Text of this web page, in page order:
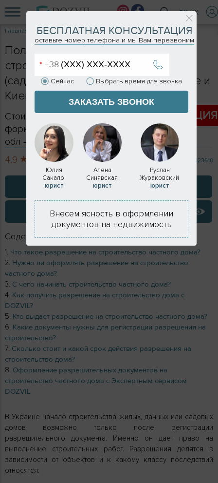
RU UK
Главная Услуги Разрешение на строительство дома
ВИДЕО ОТЗЫВЫ
ЗАКАЗАТЬ КОНСУЛЬТАЦИЮ
Получение разрешения на
строительство частного дома
(садового, дачного, жилого) в Киеве и
Киевской области в 2026 году
Стоимость оформления в Киеве -
формируется индивидуально, в Киевской
обл - от 25 000 грн.
4,9
713 отзывов 123610
Содержание
Что такое разрешение на строительство частного дома?
Нужно ли оформлять разрешение на строительство
частного дома?
С чего начинать строительство частного дома?
Как получить разрешение на строительство дома с
DOZVIL?
Кто выдает разрешение на строительство частного дома?
Какие документы нужны для регистрации разрешения на
строительство?
Сколько стоит и какой срок действия разрешения на
строительство дома?
Оформление разрешительных документов на
строительство частного дома с Экспертным сервисом
DOZVIL
В Украине начало строительства жилых, дачных или садовых
домов возможно только после регистрации
разрешительного документа. Именно он дает право на
выполнение строительных работ. Разрешения делятся в
зависимости от объектов и к какому классу последствий
относятся:
АКЦИЯ
БЕСПЛАТНАЯ КОНСУЛЬТАЦИЯ
оставьте номер телефона и мы Вам перезвоним
Сейчас Выбрать время для звонка
ЗАКАЗАТЬ ЗВОНОК
Юлия
Сакало
юрист
Алена
Синявская
юрист
Руслан
Жураковский
юрист
Внесем ясность в оформлении
документов на недвижимость